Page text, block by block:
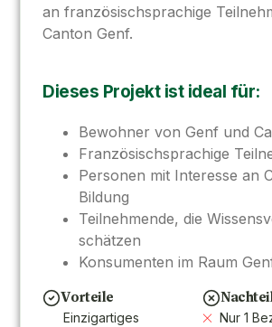
an französischsprachige
Canton Genf.
Dieses Projekt ist ideal für:
Bewohner von Genf und
Französischsprachige
Personen mit Interesse an
Bildung
Teilnehmende, die
schätzen
Konsumenten im Raum
Vorteile
Einzigartiges
Nur 1